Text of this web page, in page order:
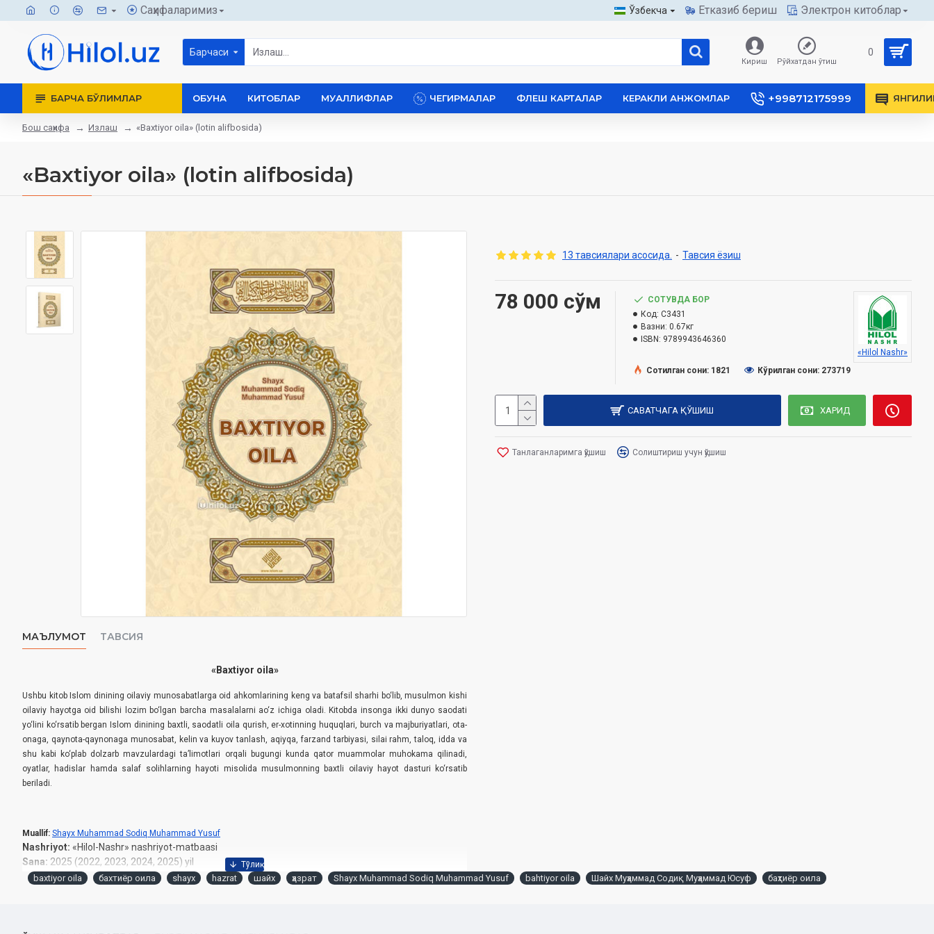
Саҳифаларимиз Ўзбекча Етказиб бериш Электрон китоблар
Барчаси
Кириш Рўйхатдан ўтиш
0
БАРЧА БЎЛИМЛАР ОБУНА КИТОБЛАР МУАЛЛИФЛАР ЧЕГИРМАЛАР ФЛЕШ КАРТАЛАР КЕРАКЛИ АНЖОМЛАР +998712175999
Бош саҳифа Излаш «Baxtiyor oila» (lotin alifbosida)
«Baxtiyor oila» (lotin alifbosida)
МАЪЛУМОТ ТАВСИЯ
«Baxtiyor oila»
Ushbu kitob Islom dinining oilaviy munosabatlarga oid ahkomlarining keng va batafsil sharhi bo‘lib, musulmon kishi
oilaviy hayotga oid bilishi lozim bo‘lgan barcha masalalarni ao‘z ichiga oladi. Kitobda insonga ikki dunyo saodati
yo‘lini ko‘rsatib bergan Islom dinining baxtli, saodatli oila qurish, er-xotinning huquqlari, burch va majburiyatlari, ota-
onaga, qaynota-qaynonaga munosabat, kelin va kuyov tanlash, aqiyqa, farzand tarbiyasi, silai rahm, taloq, idda va
shu kabi ko‘plab dolzarb mavzulardagi ta’limotlari orqali bugungi kunda qator muammolar muhokama qilinadi,
oyatlar, hadislar hamda salaf solihlarning hayoti misolida musulmonning baxtli oilaviy hayot dasturi ko‘rsatib
beriladi.
Muallif: Shayx Muhammad Sodiq Muhammad Yusuf
Nashriyot: «Hilol-Nashr» nashriyot-matbaasi
Sana: 2025 (2022, 2023, 2024, 2025) yil
Hajmi:512 bet
13 тавсиялари асосида. - Тавсия ёзиш
78 000 сўм
СОТУВДА БОР
Код: C3431
Вазни: 0.67кг
ISBN: 9789943646360
«Hilol Nashr»
Сотилган сони: 1821
Кўрилган сони: 273719
САВАТЧАГА ҚЎШИШ ХАРИД
Танлаганларимга қўшиш Солиштириш учун қўшиш
baxtiyor oila бахтиёр оила shayx hazrat шайх ҳазрат Shayx Muhammad Sodiq Muhammad Yusuf bahtiyor oila Шайх Муҳаммад Содиқ Муҳаммад Юсуф баҳтиёр оила